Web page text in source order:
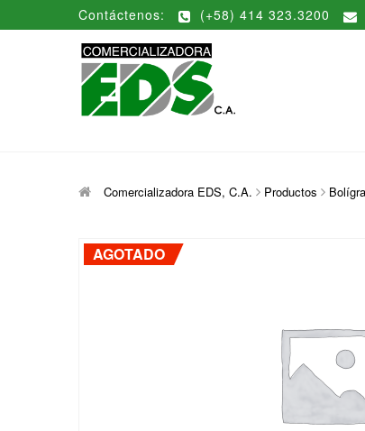
Contáctenos: (+58) 414 323.3200
Comercializadora EDS, C.A. Productos
AGOTADO